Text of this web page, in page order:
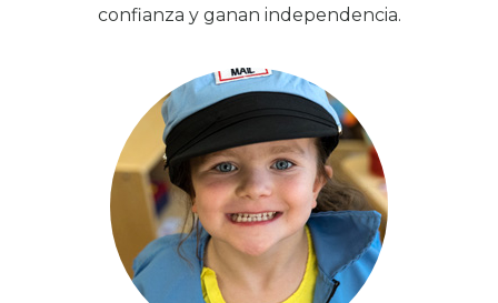
confianza y ganan independencia.